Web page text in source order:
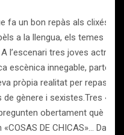
fa un bon repàs als clixés de
a la llengua, els temes
l’escenari tres joves actrius
escènica innegable,
pròpia realitat per repassar
gènere i sexistes.Tres
obertament què són
DE CHICAS»…